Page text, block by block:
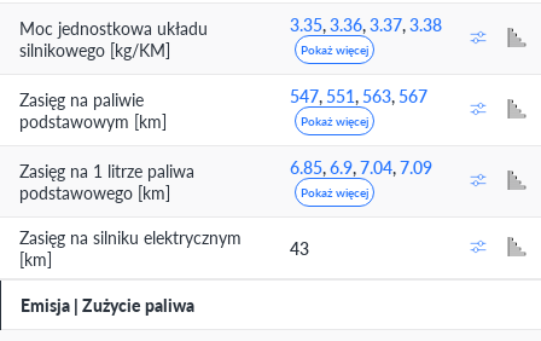
Moc jednostkowa układu
silnikowego [kg/KM]
3.35,3.36,3.37,3.38
Pokaż więcej
Zasięg na paliwie
podstawowym [km]
547, 551, 563, 567
Pokaż więcej
Zasięg na 1 litrze paliwa
podstawowego [km]
6.85,6.9,7.04,7.09
Pokaż więcej
Zasięg na silniku elektrycznym
[km]
43
Emisja | Zużycie paliwa